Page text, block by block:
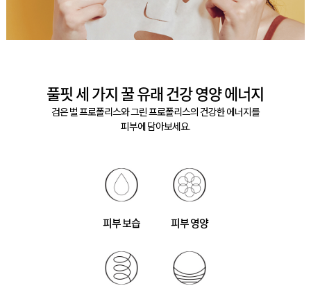
풀핏 세 가지 꿀 유래 건강 영양 에너지
검은 벌 프로폴리스와 그린 프로폴리스의 건강한 에너지를
피부에 담아보세요.
피부 보습 피부 영양